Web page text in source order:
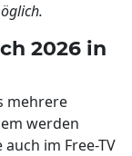
2026 in
mehrere
werden
im Free-TV